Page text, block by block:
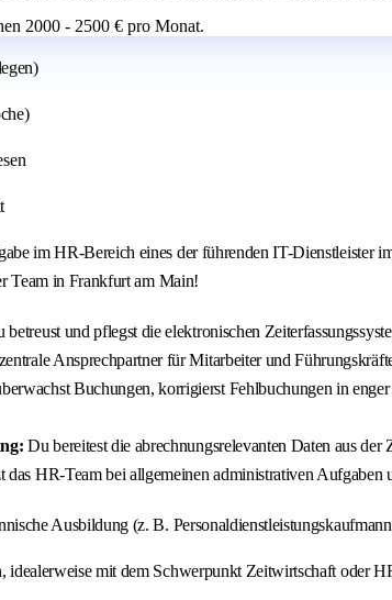
2000 - 2500 € pro Monat.
im HR-Bereich eines der führenden IT-Dienstleister
Team in Frankfurt am Main!
betreust und pflegst die elektronischen
Ansprechpartner für Mitarbeiter und
Buchungen, korrigierst Fehlbuchungen in
Du bereitest die abrechnungsrelevanten Daten aus
das HR-Team bei allgemeinen administrativen Aufgaben
Ausbildung (z. B.
idealerweise mit dem Schwerpunkt Zeitwirtschaft oder